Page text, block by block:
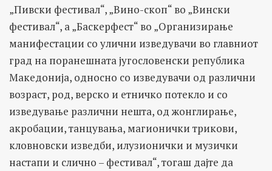
„Пивски фестивал“, „Вино-скоп“ во „Вински
фестивал“, а „Баскерфест“ во „Организирање
манифестации со улични изведувачи во главниот
град на поранешната југословенски република
Македонија, односно со изведувачи од различни
возраст, род, верско и етничко потекло и со
изведување различни нешта, од жонглирање,
акробации, танцувања, магионички трикови,
кловновски изведби, илузионички и музички
настапи и слично – фестивал“, тогаш дајте да